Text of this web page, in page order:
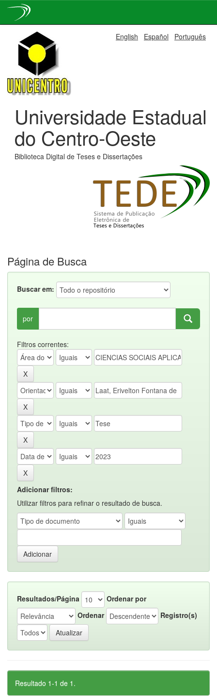
navigation
English Español Português
Universidade Estadual
do Centro-Oeste
Biblioteca Digital de Teses e Dissertações
Página de Busca
Buscar em:
por
Filtros correntes:
Adicionar filtros:
Utilizar filtros para refinar o resultado de busca.
Resultados/Página
Ordenar por
Ordenar
Registro(s)
Resultado 1-1 de 1.